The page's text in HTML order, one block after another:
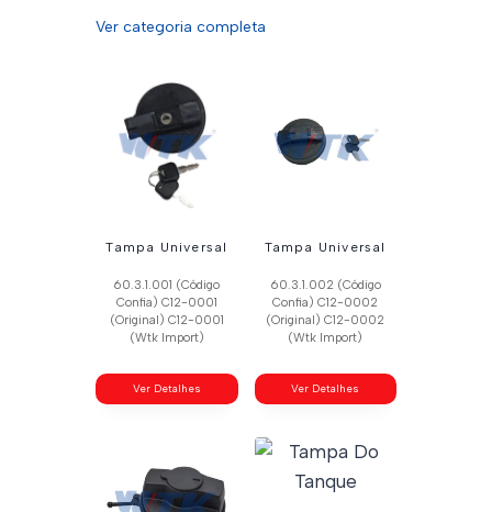
Ver categoria completa
Tampa Universal
60.3.1.001 (Código
Confia) C12-0001
(Original) C12-0001
(Wtk Import)
Ver Detalhes
Tampa Universal
60.3.1.002 (Código
Confia) C12-0002
(Original) C12-0002
(Wtk Import)
Ver Detalhes